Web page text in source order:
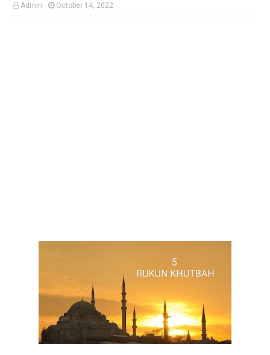
Admin October 14, 2022